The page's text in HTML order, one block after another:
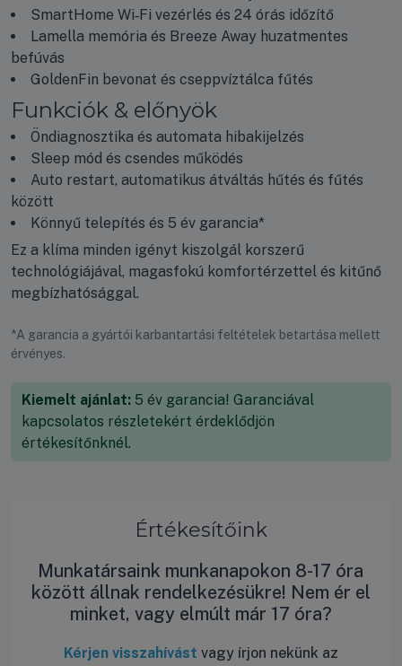
Értékesítőink
Munkatársaink munkanapokon 8-17 óra
között állnak rendelkezésükre! Nem ér el
minket, vagy elmúlt már 17 óra?
Kérjen visszahívást vagy írjon nekünk az
SmartHome Wi‑Fi vezérlés és 24 órás időzítő
Lamella memória és Breeze Away huzatmentes
befúvás
GoldenFin bevonat és cseppvíztálca fűtés
Funkciók & előnyök
Öndiagnosztika és automata hibakijelzés
Sleep mód és csendes működés
Auto restart, automatikus átváltás hűtés és fűtés
között
Könnyű telepítés és 5 év garancia*
Ez a klíma minden igényt kiszolgál korszerű
technológiájával, magasfokú komfortérzettel és kitűnő
megbízhatósággal.
*A garancia a gyártói karbantartási feltételek betartása mellett
érvényes.
Kiemelt ajánlat: 5 év garancia! Garanciával
kapcsolatos részletekért érdeklődjön
értékesítőnknél.